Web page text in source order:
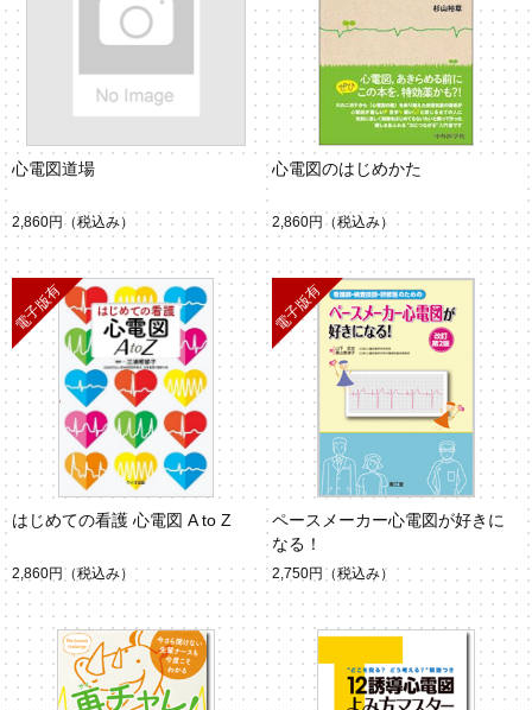
心電図道場
2,860円 （税込み）
心電図のはじめかた
2,860円 （税込み）
はじめての看護 心電図 A to Z
2,860円 （税込み）
ペースメーカー心電図が好きに
なる！
2,750円 （税込み）